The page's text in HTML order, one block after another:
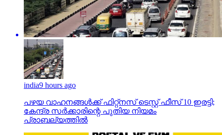
india9 hours ago
പഴയ വാഹനങ്ങള്‍ക്ക് ഫിറ്റ്‌നസ് ടെസ്റ്റ് ഫീസ് 10 ഇരട്ടി;
കേന്ദ്ര സര്‍ക്കാരിന്റെ പുതിയ നിയമം
പ്രാബല്യത്തില്‍